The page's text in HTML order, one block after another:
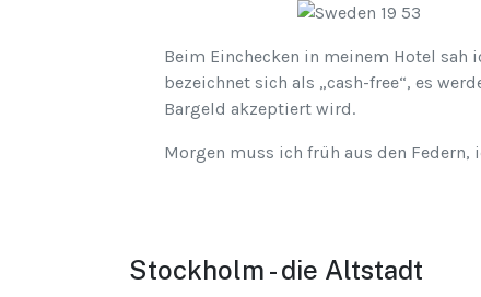
Beim Einchecken in meinem Hotel sah
bezeichnet sich als „cash-free“, es
Bargeld akzeptiert wird.
Morgen muss ich früh aus den
Stockholm - die Altstadt